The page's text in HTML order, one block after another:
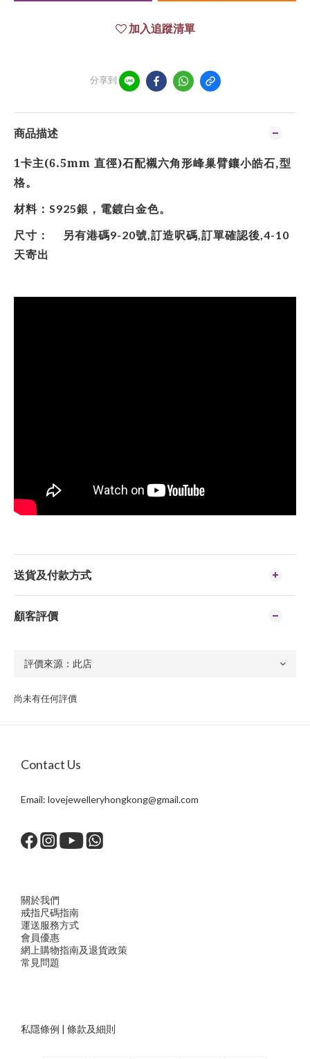
加入追蹤清單
分享到
商品描述
1卡主(6.5mm 直徑)石配襯六角形峰巢臂鑲小皓石,型
格。
材料： S925銀，電鍍白金色。
尺寸：
另有港碼9-20號,訂造呎碼,訂單確認後,4-10
天寄出
送貨及付款方式
顧客評價
尚未有任何評價
Contact Us
Email: lovejewelleryhongkong@gmail.com
關於我們
戒指尺碼指南
運送服務方式
會員優惠
網上購物指南及退貨政策
常見問題
私隱條例 | 條款及細則